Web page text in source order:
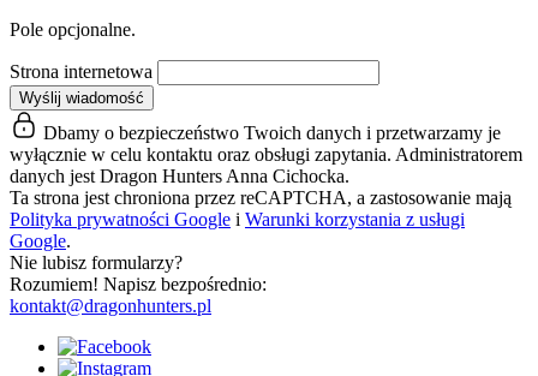
Pole opcjonalne.
Strona internetowa
Wyślij wiadomość
Dbamy o bezpieczeństwo Twoich danych i przetwarzamy je
wyłącznie w celu kontaktu oraz obsługi zapytania. Administratorem
danych jest Dragon Hunters Anna Cichocka.
Ta strona jest chroniona przez reCAPTCHA, a zastosowanie mają
Polityka prywatności Google i Warunki korzystania z usługi
Google.
Nie lubisz formularzy?
Rozumiem! Napisz bezpośrednio:
kontakt@dragonhunters.pl